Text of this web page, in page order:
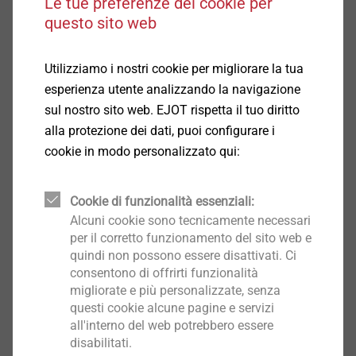
(regolamentate in ETA-21/0020).
Dettagli EJOT JC2-KB Plus:
Misure 8/10/14
questo sito web
Utilizziamo i nostri cookie per migliorare la tua
esperienza utente analizzando la navigazione
sul nostro sito web. EJOT rispetta il tuo diritto
alla protezione dei dati, puoi configurare i
cookie in modo personalizzato qui:
Cookie di funzionalità essenziali:
Alcuni cookie sono tecnicamente necessari
per il corretto funzionamento del sito web e
quindi non possono essere disattivati. Ci
consentono di offrirti funzionalità
migliorate e più personalizzate, senza
questi cookie alcune pagine e servizi
all'interno del web potrebbero essere
disabilitati.